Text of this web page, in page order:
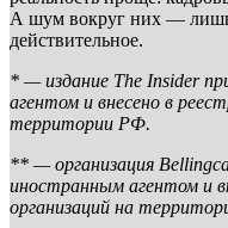
А шум вокруг них — лишь
действительное.
* — издание The Insider
агентом и внесено в
территории РФ.
** — организация
иностранным агентом и
организаций на